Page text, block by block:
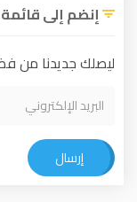
إنضم إلى
ليصلك جديدنا من
إرسال